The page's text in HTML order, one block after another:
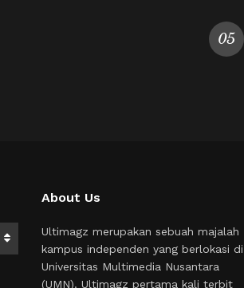
About Us
Ultimagz merupakan sebuah majalah
kampus independen yang berlokasi di
Universitas Multimedia Nusantara
(UMN). Ultimagz pertama kali terbit